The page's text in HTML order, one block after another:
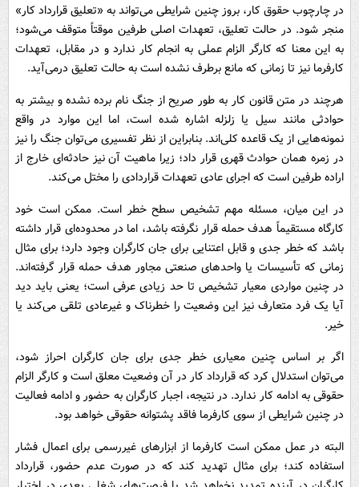
در چارچوب حقوق کار، بروز چنین شرایطی می‌تواند به «تعلیق قرارداد کار»
منجر شود. در حالت تعلیق، تعهدات اصلی طرفین موقتاً متوقف می‌شود؛
به این معنا که کارگر الزام عملی به انجام کار ندارد و در مقابل، تعهدات
کارفرما نیز تا زمانی که مانع برطرف نشده است به حالت تعلیق درمی‌آید.
هرچند در متن قانون کار به طور صریح از جنگ نام برده نشده و بیشتر به
حوادثی مانند سیل یا زلزله اشاره شده است، اما این موارد در واقع
نمونه‌هایی از یک قاعده کلی‌اند. بنابراین از نظر تفسیری می‌توان جنگ را نیز
در زمره همان حوادث قهری قرار داد؛ زیرا ماهیت آن نیز حادثه‌ای خارج از
اراده طرفین است که اجرای عادی تعهدات قراردادی را مختل می‌کند.
در این میان، مسئله مهم تشخیص سطح خطر است. ممکن است خود
کارگاه مستقیماً هدف حمله قرار نگرفته باشد، اما در محدوده‌ای قرار داشته
باشد که خطر جدی و قابل اعتنایی برای جان کارگران وجود دارد؛ برای مثال
زمانی که تأسیسات یا واحدهای صنعتی مجاور هدف حمله قرار گرفته‌اند.
در چنین مواردی معیار تشخیص تا حد زیادی عرفی است؛ یعنی باید دید
آیا یک فرد متعارف نیز این وضعیت را خطرناک و غیرعادی تلقی می‌کند یا
خیر.
اگر بر اساس چنین معیاری خطر جدی برای جان کارگران احراز شود،
می‌توان استدلال کرد که قرارداد کار در آن وضعیت معلق است و کارگر الزام
حقوقی به ادامه کار ندارد. در نتیجه، اجبار کارگران به حضور و ادامه فعالیت
در چنین شرایطی از سوی کارفرما فاقد پشتوانه حقوقی خواهد بود.
البته در عمل ممکن است کارفرما از ابزارهای غیررسمی برای اعمال فشار
استفاده کند؛ برای مثال تهدید کند که در صورت‌ عدم حضور، قرارداد